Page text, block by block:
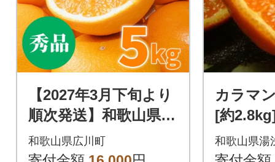
【2027年3月下旬より
順次発送】和歌山県
産 カラマンダリン 5
kg 秀品【まごころ
和歌山県広川町
カラマ
[約
田産春
イズお
和歌山県湯